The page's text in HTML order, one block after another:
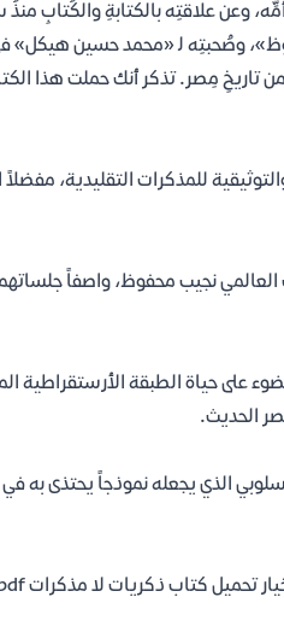
وعن علاقتِه بالكتابةِ والكُتابِ
وصُحبتِه ﻟ «محمد حسين هيكل»
تاريخِ مِصر. تذكر أنك حملت هذا
للمذكرات التقليدية،
نجيب محفوظ، واصفاً
على حياة الطبقة الأرستقراطية
الحديث.
الذي يجعله نموذجاً يحتذى به في